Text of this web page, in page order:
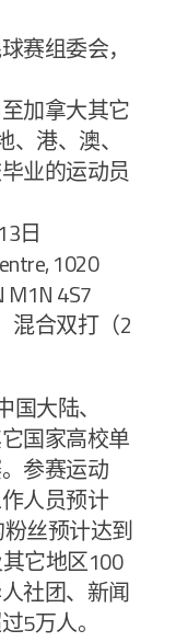
赛组委会，
加拿大其它
港、澳、
业的运动员
日
1020
M1N 4S7
混合双打（2
大陆、
国家高校单
参赛运动
人员预计
丝预计达到
它地区100
社团、新闻
5万人。